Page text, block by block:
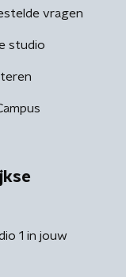
vragen
studio
1 in jouw